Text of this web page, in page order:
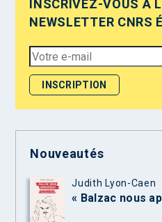
INSCRIVEZ-VOUS À
NEWSLETTER CNRS
Nouveautés
Judith Lyon-Caen
« Balzac nous